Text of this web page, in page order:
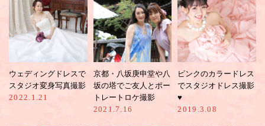
ウェディングドレスで
スタジオ変身写真撮影
2022.1.21
京都・八坂庚申堂や八
坂の塔でご友人とポー
トレートロケ撮影
2021.7.16
ピンクのカラードレス
でスタジオドレス撮影
♥︎
2019.3.08